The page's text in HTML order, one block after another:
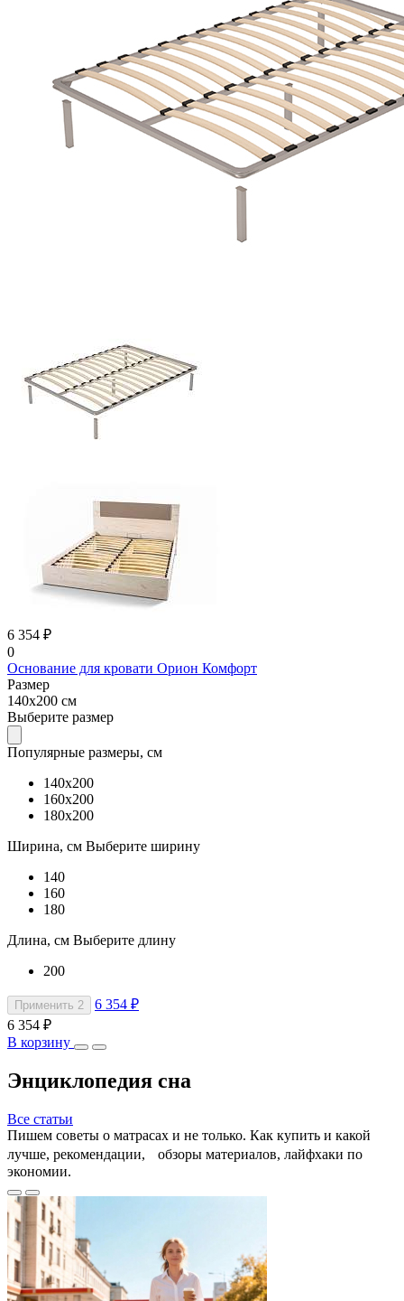
6 354 ₽
0
Основание для кровати Орион Комфорт
Размер
140x200 см
Выберите размер
Популярные размеры, см
140x200
160x200
180x200
Ширина, см Выберите ширину
140
160
180
Длина, см Выберите длину
200
Применить 2
6 354 ₽
6 354 ₽
В корзину
Энциклопедия сна
Все статьи
Пишем советы о матрасах и не только. Как купить и какой
лучше, рекомендации, обзоры материалов, лайфхаки по
экономии.